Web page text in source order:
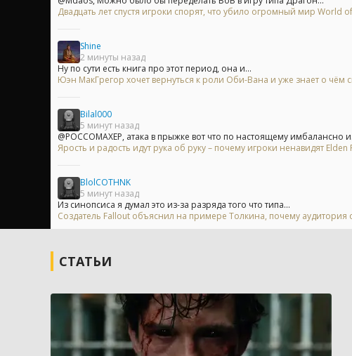
Двадцать лет спустя игроки спорят, что убило огромный мир World
Shine
2 минуты назад
Ну по сути есть книга про этот период, она и...
Юэн МакГрегор хочет вернуться к роли Оби-Вана и уже знает о чём
Bilal000
5 минут назад
@POCCOMAXEP, атака в прыжке вот что по настоящему имбалансно
Ярость и радость идут рука об руку – почему игроки ненавидят
BlolCOTHNK
5 минут назад
Из синопсиса я думал это из-за разряда того что типа...
Создатель Fallout объяснил на примере Толкина, почему аудитория
СТАТЬИ